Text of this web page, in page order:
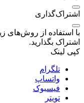
اشتراک‌گذاری
با استفاده از روش‌های
اشتراک بگذارید.
کپی لینک
تلگرام
واتساپ
فیسبوک
تویتر